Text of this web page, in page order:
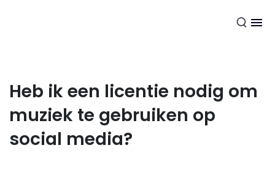
Heb ik een licentie nodig om
muziek te gebruiken op
social media?